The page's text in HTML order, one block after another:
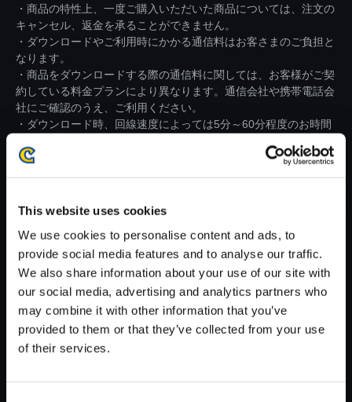
This website uses cookies
We use cookies to personalise content and ads, to
provide social media features and to analyse our traffic.
We also share information about your use of our site with
our social media, advertising and analytics partners who
may combine it with other information that you’ve
provided to them or that they’ve collected from your use
of their services.
・商品の特性上、一度ご購入いただいた商品については、注文の
キャンセル、返金を承ることができません。
・ダウンロードやご利用時にかかる通信料はお客さまのご負担と
なります。
・商品をダウンロードする際の通信料に関しては、お客様がご契
約している料金プランにより異なります。通信会社や携帯電話会
社にご確認のうえ、ご利用ください。
・ダウンロード時、回線速度によっては5分～60分程度のお時間
※ご購入いただいたファイルのダウンロードの際には、通信環境
【単曲】ロックマン ゼロ＆ゼク
ス サウンドBOX 灼熱の荒野
150円